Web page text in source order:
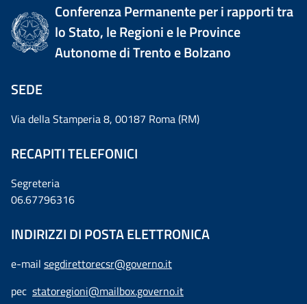
Conferenza Permanente per i rapporti tra
lo Stato, le Regioni e le Province
Autonome di Trento e Bolzano
SEDE
Via della Stamperia 8, 00187 Roma (RM)
RECAPITI TELEFONICI
Segreteria
06.67796316
INDIRIZZI DI POSTA ELETTRONICA
e-mail segdirettorecsr@governo.it
pec statoregioni@mailbox.governo.it